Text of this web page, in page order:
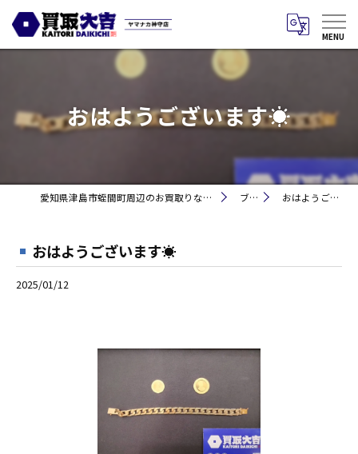
おはようございます☀
愛知県津島市蛭間町周辺のお買取りなら買取大吉 ヤマナカ神守店 ブログ おはようございます☀
おはようございます☀
2025/01/12